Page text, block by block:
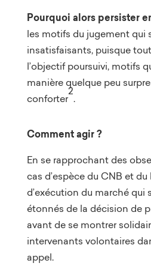
Pourquoi alors persister
les motifs du jugement qui
insatisfaisants, puisque
l’objectif poursuivi, motifs
manière quelque peu
conforter
2
.
Comment agir ?
En se rapprochant des
cas d’espèce du CNB et du
d’exécution du marché qui
étonnés de la décision de
avant de se montrer
intervenants volontaires
appel.